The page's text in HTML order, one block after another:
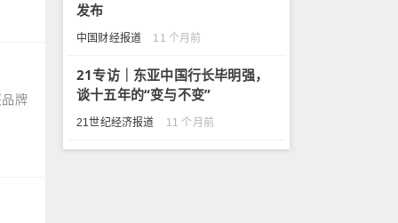
牌
发布
中国财经报道 11 个月前
21专访｜东亚中国行长毕明强，
谈十五年的“变与不变”
21世纪经济报道 11 个月前